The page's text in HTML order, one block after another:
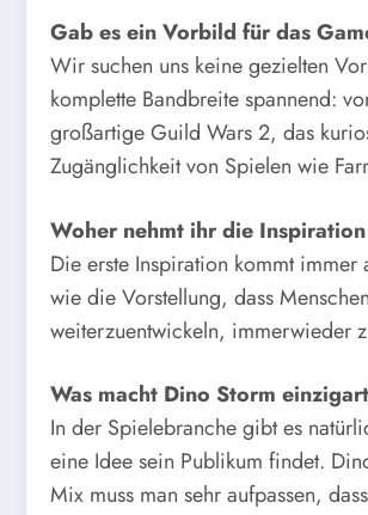
Gab es ein Vorbild für das
Wir suchen uns keine gezielten
komplette Bandbreite spannend:
großartige Guild Wars 2, das
Zugänglichkeit von Spielen wie
Woher nehmt ihr die
Die erste Inspiration kommt
wie die Vorstellung, dass
weiterzuentwickeln, immerwieder
Was macht Dino Storm
In der Spielebranche gibt es
eine Idee sein Publikum findet.
Mix muss man sehr aufpassen,